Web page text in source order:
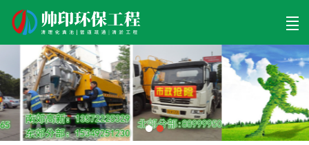
清理工程 清淤工程 污泥工程 清淤检测 关于帅印 工程案例 联系我们